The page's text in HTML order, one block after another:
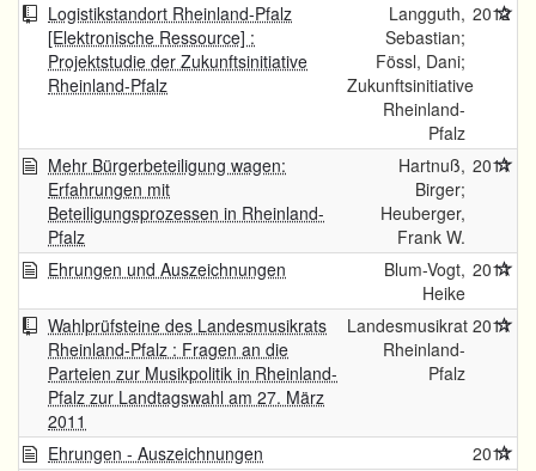
Logistikstandort Rheinland-Pfalz
[Elektronische Ressource] :
Projektstudie der Zukunftsinitiative
Rheinland-Pfalz
Langguth,
Sebastian;
Fössl, Dani;
Zukunftsinitiative
Rheinland-
Pfalz
2012
Mehr Bürgerbeteiligung wagen:
Erfahrungen mit
Beteiligungsprozessen in Rheinland-
Pfalz
Hartnuß,
Birger;
Heuberger,
Frank W.
2011
Ehrungen und Auszeichnungen
Blum-Vogt,
Heike
2011
Wahlprüfsteine des Landesmusikrats
Rheinland-Pfalz : Fragen an die
Parteien zur Musikpolitik in Rheinland-
Pfalz zur Landtagswahl am 27. März
2011
Landesmusikrat
Rheinland-
Pfalz
2011
Ehrungen - Auszeichnungen 2011